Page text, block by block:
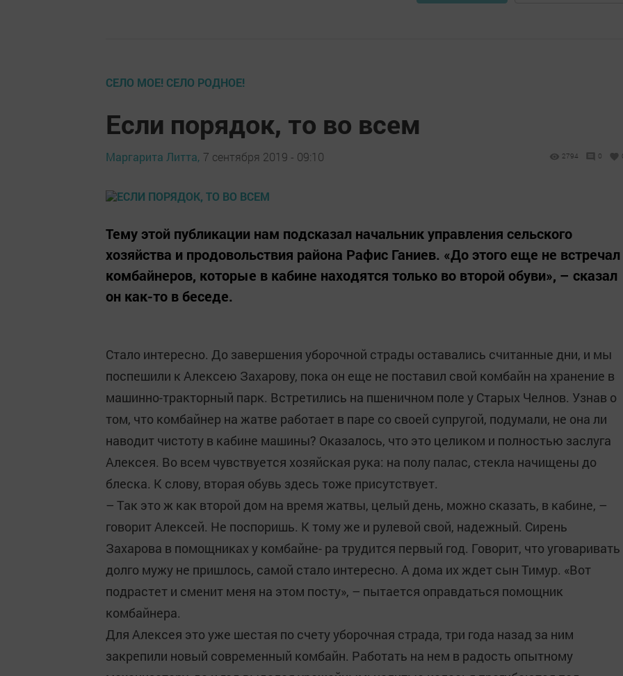
СЕЛО МОЕ! СЕЛО РОДНОЕ!
Если порядок, то во всем
Маргарита Литта, 7 сентября 2019 - 09:10 2794 0
Тему этой публикации нам подсказал начальник управления сельского
хозяйства и продовольствия района Рафис Ганиев. «До этого еще не встречал
комбайнеров, которые в кабине находятся только во второй обуви», – сказал
он как-то в беседе.
Стало интересно. До завершения уборочной страды оставались считанные дни, и мы
поспешили к Алексею Захарову, пока он еще не поставил свой комбайн на хранение в
машинно-тракторный парк. Встретились на пшеничном поле у Старых Челнов. Узнав о
том, что комбайнер на жатве работает в паре со своей супругой, подумали, не она ли
наводит чистоту в кабине машины? Оказалось, что это целиком и полностью заслуга
Алексея. Во всем чувствуется хозяйская рука: на полу палас, стекла начищены до
блеска. К слову, вторая обувь здесь тоже присутствует.
– Так это ж как второй дом на время жатвы, целый день, можно сказать, в кабине, –
говорит Алексей. Не поспоришь. К тому же и рулевой свой, надежный. Сирень
Захарова в помощниках у комбайне- ра трудится первый год. Говорит, что уговаривать
долго мужу не пришлось, самой стало интересно. А дома их ждет сын Тимур. «Вот
подрастет и сменит меня на этом посту», – пытается оправдаться помощник
комбайнера.
Для Алексея это уже шестая по счету уборочная страда, три года назад за ним
закрепили новый современный комбайн. Работать на нем в радость опытному